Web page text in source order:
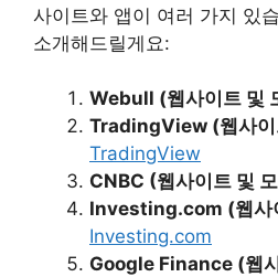
사이트와 앱이 여러 가지 있
소개해드릴게요:
Webull (웹사이트 및
TradingView (웹사이
TradingView
CNBC (웹사이트 및
Investing.com (웹사
Investing.com
Google Finance (웹